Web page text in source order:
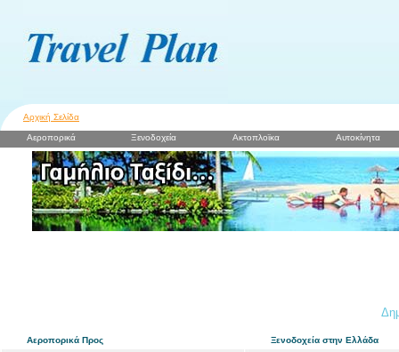
Αρχική Σελίδα
Αεροπορικά Ξενοδοχεία Ακτοπλοϊκα Αυτοκίνητα
Αεροπορικά Προς
Ξενοδοχεία στην Ελλάδα